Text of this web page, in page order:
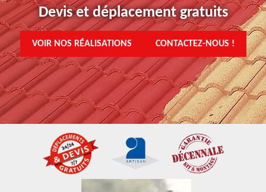
Devis et déplacement gratuits
VOIR NOS RÉALISATIONS CONTACTEZ-NOUS !